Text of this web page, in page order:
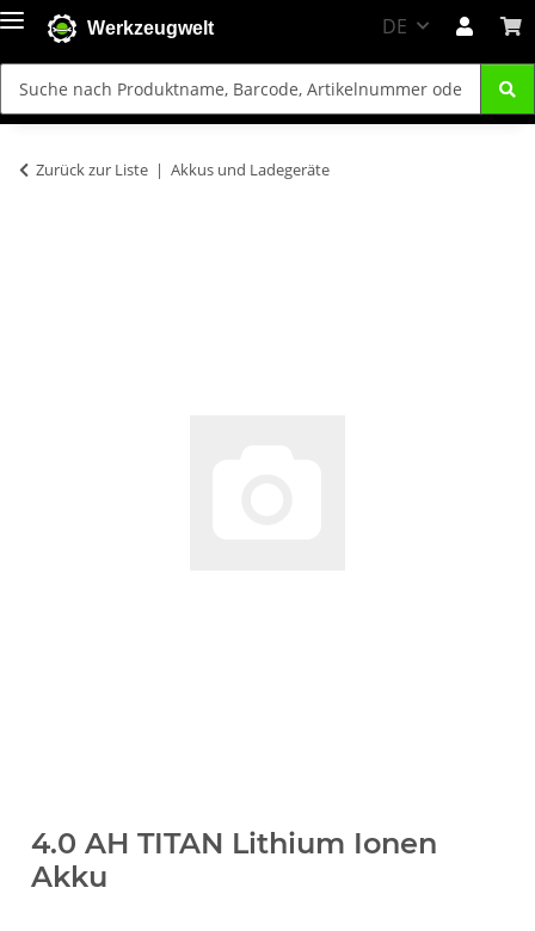
Werkzeugwelt DE
Zurück zur Liste Akkus und Ladegeräte
4.0 AH TITAN Lithium Ionen
Akku